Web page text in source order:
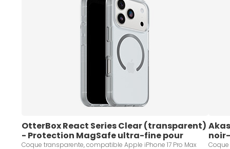
OtterBox React Series Clear (transparent)
- Protection MagSafe ultra-fine pour
iPhone 17 Pro Max
Coque transparente, compatible Apple iPhone 17 Pro Max